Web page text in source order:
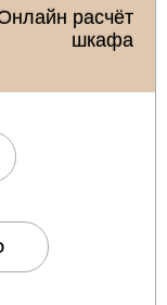
расчёт
шкафа